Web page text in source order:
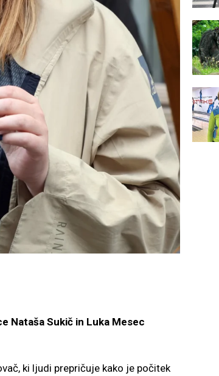
Nataša Sukič in Luka Mesec
ki ljudi prepričuje kako je počitek